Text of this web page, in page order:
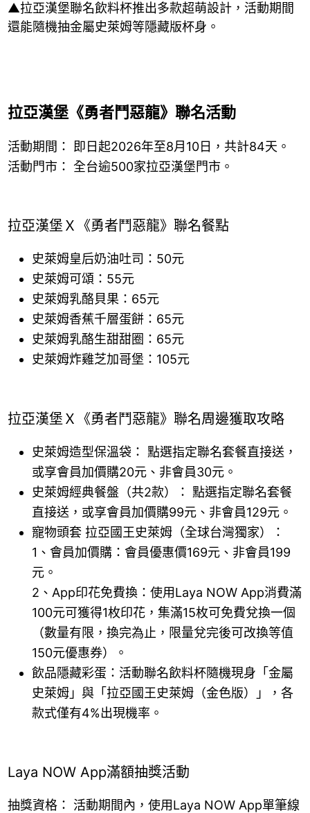
▲拉亞漢堡聯名飲料杯推出多款超萌設計，活動期間
還能隨機抽金屬史萊姆等隱藏版杯身。
拉亞漢堡《勇者鬥惡龍》聯名活動
活動期間： 即日起2026年至8月10日，共計84天。
活動門市： 全台逾500家拉亞漢堡門市。
拉亞漢堡Ｘ《勇者鬥惡龍》聯名餐點
史萊姆皇后奶油吐司：50元
史萊姆可頌：55元
史萊姆乳酪貝果：65元
史萊姆香蕉千層蛋餅：65元
史萊姆乳酪生甜甜圈：65元
史萊姆炸雞芝加哥堡：105元
拉亞漢堡Ｘ《勇者鬥惡龍》聯名周邊獲取攻略
史萊姆造型保溫袋： 點選指定聯名套餐直接送，
或享會員加價購20元、非會員30元。
史萊姆經典餐盤（共2款）： 點選指定聯名套餐
直接送，或享會員加價購99元、非會員129元。
寵物頭套 拉亞國王史萊姆（全球台灣獨家）：
1、會員加價購：會員優惠價169元、非會員199
元。
2、App印花免費換：使用Laya NOW App消費滿
100元可獲得1枚印花，集滿15枚可免費兌換一個
（數量有限，換完為止，限量兌完後可改換等值
150元優惠券）。
飲品隱藏彩蛋：活動聯名飲料杯隨機現身「金屬
史萊姆」與「拉亞國王史萊姆（金色版）」，各
款式僅有4%出現機率。
Laya NOW App滿額抽獎活動
抽獎資格： 活動期間內，使用Laya NOW App單筆線